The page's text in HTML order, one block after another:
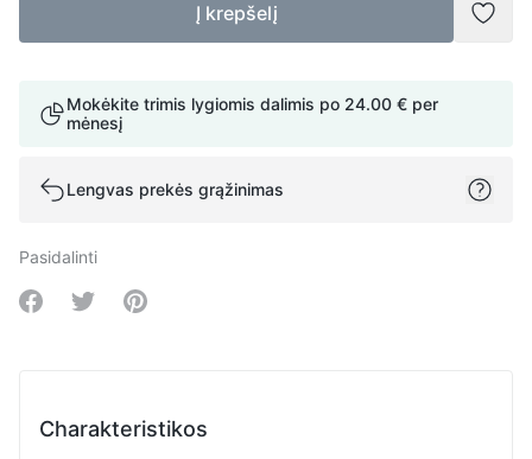
Į krepšelį
Mokėkite trimis lygiomis dalimis po 24.00 € per
mėnesį
Lengvas prekės grąžinimas
Pasidalinti
Share on Facebook
Share on Twitter
Share on Pinterest
Charakteristikos